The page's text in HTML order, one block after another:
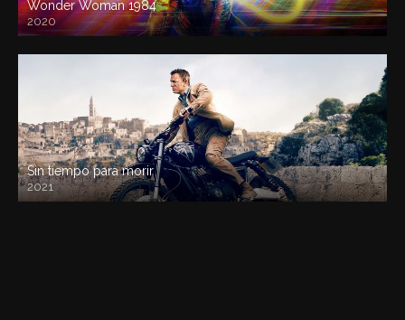
Wonder Woman 1984
2020
Sin tiempo para morir
2021